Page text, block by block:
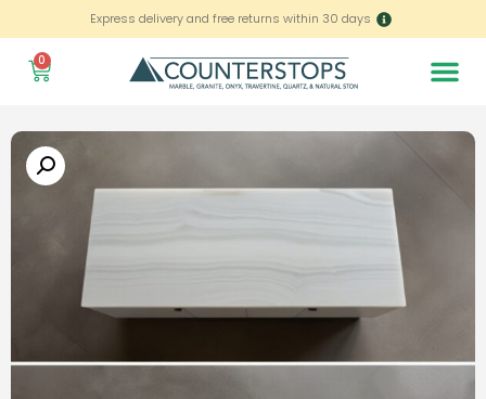
Express delivery and free returns within 30 days
0